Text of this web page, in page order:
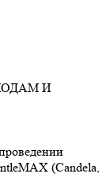
И
(Candela,